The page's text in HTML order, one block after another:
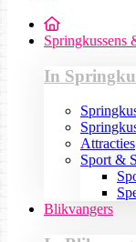
Springkussens
In
Attracties
Sport &
Blikvangers